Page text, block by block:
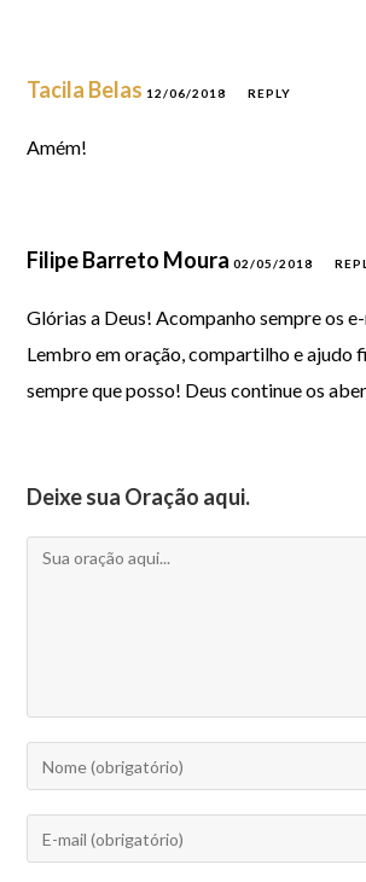
Tacila Belas 12/06/2018 REPLY
Amém!
Filipe Barreto Moura02/05/2018
Glórias a Deus! Acompanho sempre os
Lembro em oração, compartilho e ajudo
sempre que posso! Deus continue os
Deixe sua Oração aqui.